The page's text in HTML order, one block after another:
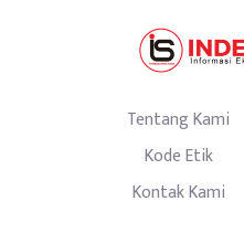
Tentang Kami
Kode Etik
Kontak Kami